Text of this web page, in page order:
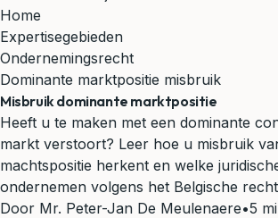
Home
Expertisegebieden
Ondernemingsrecht
Dominante marktpositie misbruik
Misbruik dominante marktpositie
Heeft u te maken met een dominante
markt verstoort? Leer hoe u misbruik
machtspositie herkent en welke
ondernemen volgens het Belgische
Door Mr. Peter-Jan De Meulenaere•5